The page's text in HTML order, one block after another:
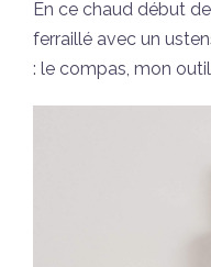
En ce chaud début
ferraillé avec un
: le compas, mon